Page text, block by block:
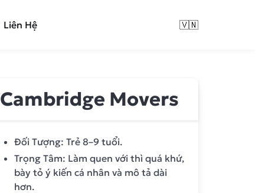
Liên Hệ 🇻🇳
Cambridge Movers
Đối Tượng: Trẻ 8–9 tuổi.
Trọng Tâm: Làm quen với thì quá khứ,
bày tỏ ý kiến cá nhân và mô tả dài
hơn.